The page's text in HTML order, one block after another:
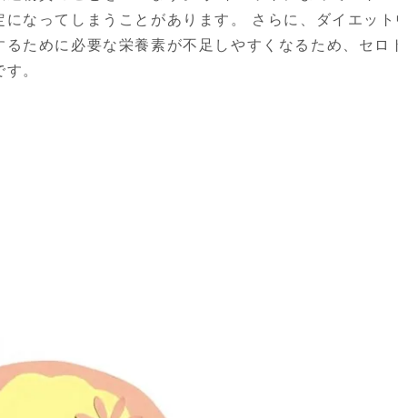
なってしまうことがあります。 さらに、ダイエット
ために必要な栄養素が不足しやすくなるため、セロ
。